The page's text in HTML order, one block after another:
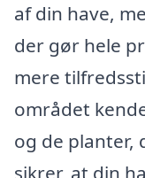
af din have,
der gør hele
mere
området
og de planter,
sikrer, at din